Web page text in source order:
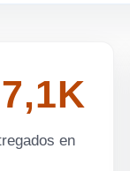
en